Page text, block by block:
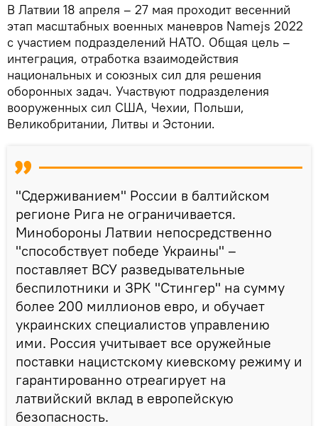
В Латвии 18 апреля – 27 мая проходит весенний
этап масштабных военных маневров Namejs 2022
с участием подразделений НАТО. Общая цель –
интеграция, отработка взаимодействия
национальных и союзных сил для решения
оборонных задач. Участвуют подразделения
вооруженных сил США, Чехии, Польши,
Великобритании, Литвы и Эстонии.
"Сдерживанием" России в балтийском
регионе Рига не ограничивается.
Минобороны Латвии непосредственно
"способствует победе Украины" –
поставляет ВСУ разведывательные
беспилотники и ЗРК "Стингер" на сумму
более 200 миллионов евро, и обучает
украинских специалистов управлению
ими. Россия учитывает все оружейные
поставки нацистскому киевскому режиму и
гарантированно отреагирует на
латвийский вклад в европейскую
безопасность.